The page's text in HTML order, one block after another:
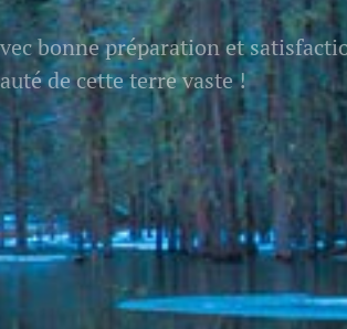
bonne préparation et
de cette terre vaste !